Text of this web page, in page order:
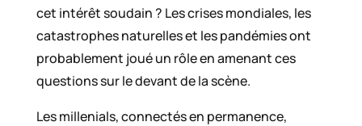
cet intérêt soudain ? Les crises mondiales, les
catastrophes naturelles et les pandémies ont
probablement joué un rôle en amenant ces
questions sur le devant de la scène.
Les millenials, connectés en permanence,